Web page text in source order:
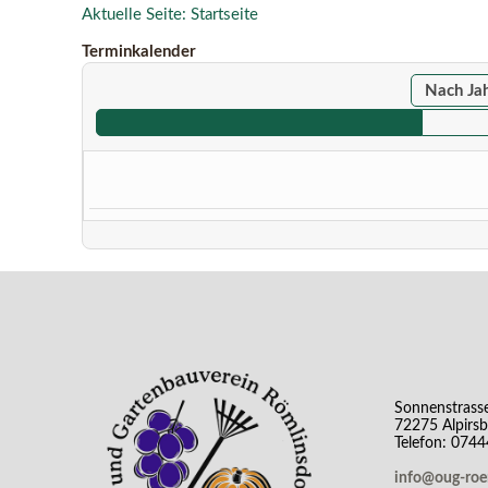
Aktuelle Seite: Startseite
Terminkalender
Nach
72275
Telefon:
info@oug-